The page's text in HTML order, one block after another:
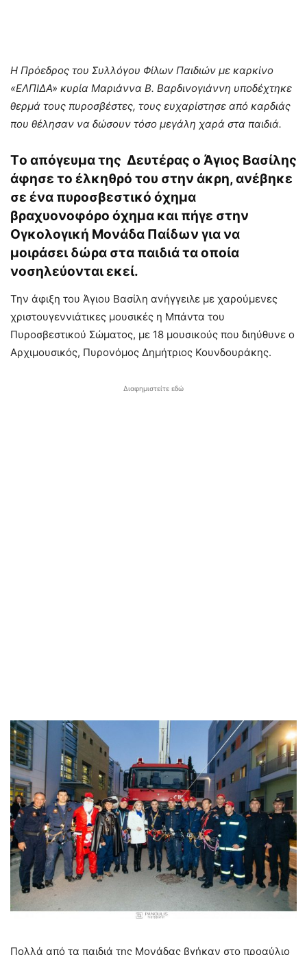
Η Πρόεδρος του Συλλόγου Φίλων Παιδιών με καρκίνο
«ΕΛΠΙΔΑ» κυρία Μαριάννα Β. Βαρδινογιάννη υποδέχτηκε
θερμά τους πυροσβέστες, τους ευχαρίστησε από καρδιάς
που θέλησαν να δώσουν τόσο μεγάλη χαρά στα παιδιά.
Tο απόγευμα της Δευτέρας ο Άγιος Βασίλης
άφησε το έλκηθρό του στην άκρη, ανέβηκε
σε ένα πυροσβεστικό όχημα
βραχυονοφόρο όχημα και πήγε στην
Ογκολογική Μονάδα Παίδων για να
μοιράσει δώρα στα παιδιά τα οποία
νοσηλεύονται εκεί.
Την άφιξη του Άγιου Βασίλη ανήγγειλε με χαρούμενες
χριστουγεννιάτικες μουσικές η Μπάντα του
Πυροσβεστικού Σώματος, με 18 μουσικούς που διηύθυνε ο
Αρχιμουσικός, Πυρονόμος Δημήτριος Κουνδουράκης.
Διαφημιστείτε εδώ
Πολλά από τα παιδιά της Μονάδας βγήκαν στο προαύλιο